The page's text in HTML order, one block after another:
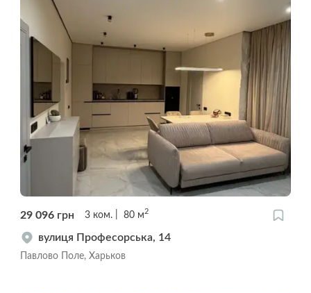
29 096 грн 3 ком. 80 м2
вулиця Професорська, 14
Павлово Поле, Харьков